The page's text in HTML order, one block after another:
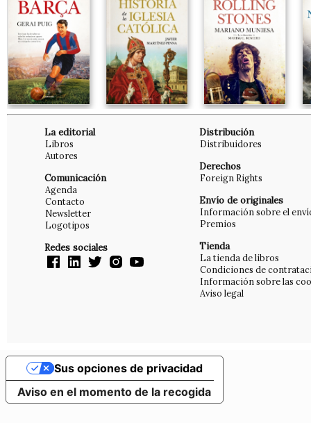
La editorial
Libros
Autores
Comunicación
Agenda
Contacto
Newsletter
Logotipos
Redes sociales
Distribución
Distribuidores
Derechos
Foreign Rights
Envío de originales
Información sobre el
Premios
Tienda
La tienda de libros
Condiciones de
Información sobre las
Aviso legal
Aviso en el momento de la recogida
Sus opciones de privacidad